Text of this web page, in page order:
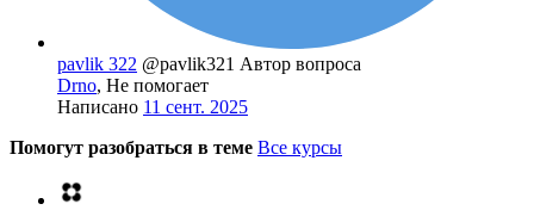
pavlik 322 @pavlik321 Автор вопроса
Drno, Не помогает
Написано 11 сент. 2025
Помогут разобраться в теме Все курсы